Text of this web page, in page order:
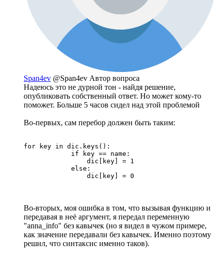
Span4ev @Span4ev Автор вопроса
Надеюсь это не дурной тон - найдя решение,
опубликовать собственный ответ. Но может кому-то
поможет. Больше 5 часов сидел над этой проблемой
Во-первых, сам перебор должен быть таким:
for key in dic.keys():
            if key == name:
                dic[key] = 1
            else:
                dic[key] = 0
Во-вторых, моя ошибка в том, что вызывая функцию и
передавая в неё аргумент, я передал переменную
"anna_info" без кавычек (но я видел в чужом примере,
как значение передавали без кавычек. Именно поэтому
решил, что синтаксис именно таков).